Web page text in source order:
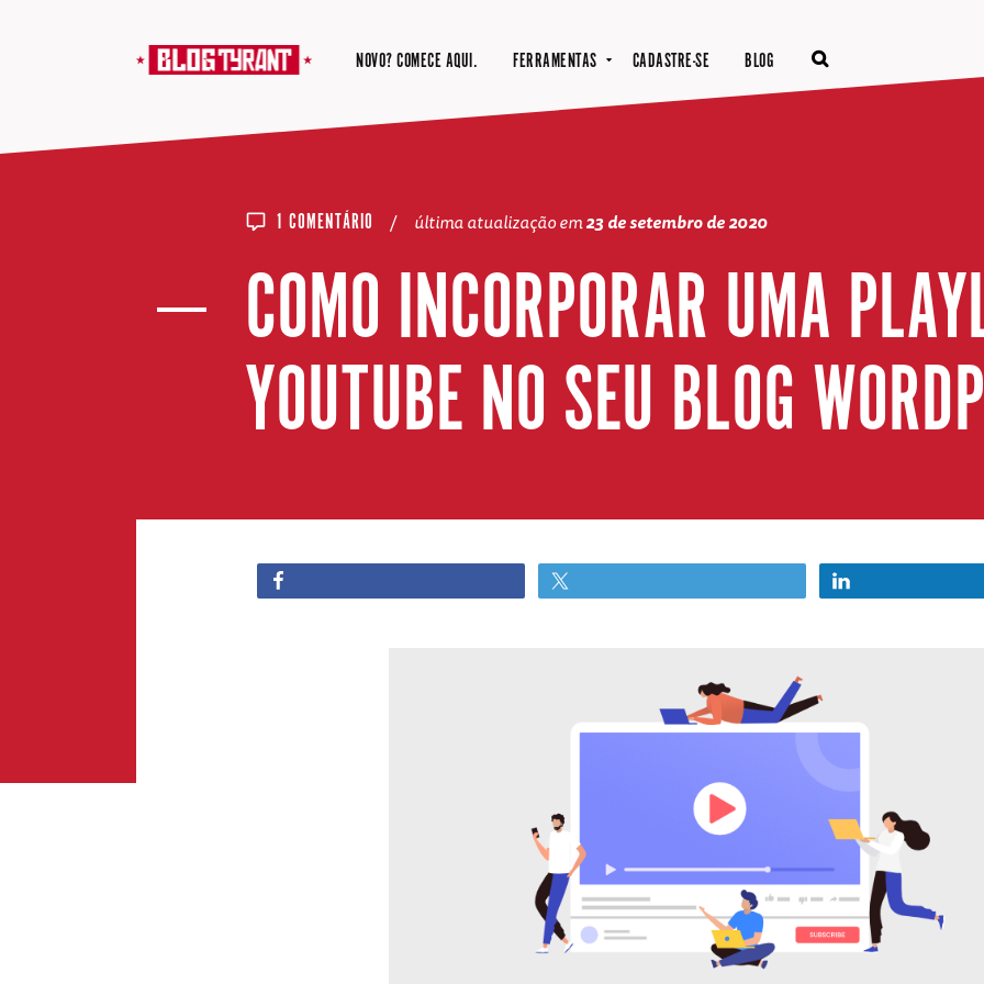
NOVO? COMECE AQUI. FERRAMENTAS CADASTRE-SE BLOG
1 COMENTÁRIO / última atualização em23 de setembro de 2020
COMO INCORPORAR UMA
YOUTUBE NO SEU BLOG